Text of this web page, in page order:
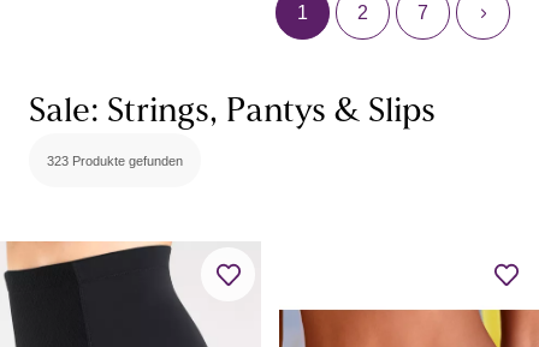
1 2 7
Sale: Strings, Pantys & Slips
323 Produkte gefunden